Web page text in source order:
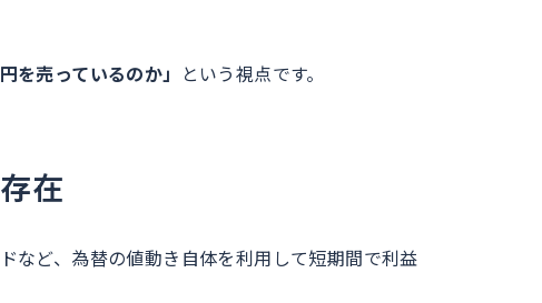
を売っているのか」 という視点です。
在
など、為替の値動き自体を利用して短期間で利益